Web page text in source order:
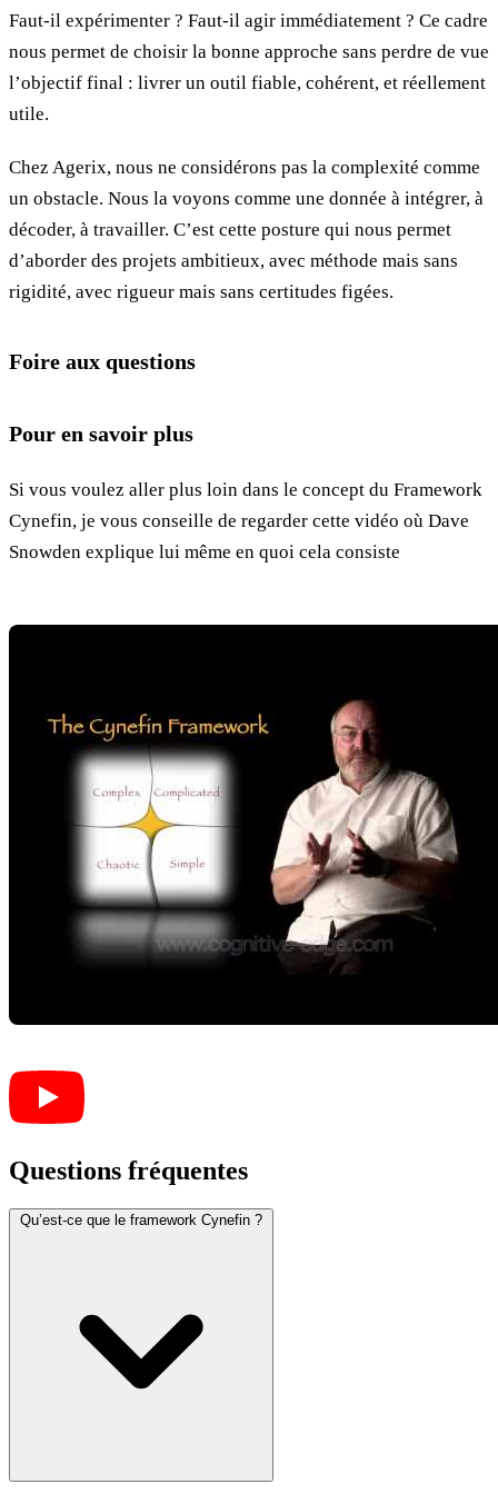
Faut-il expérimenter ? Faut-il agir immédiatement ? Ce cadre
nous permet de choisir la bonne approche sans perdre de vue
l’objectif final : livrer un outil fiable, cohérent, et réellement
utile.
Chez Agerix, nous ne considérons pas la complexité comme
un obstacle. Nous la voyons comme une donnée à intégrer, à
décoder, à travailler. C’est cette posture qui nous permet
d’aborder des projets ambitieux, avec méthode mais sans
rigidité, avec rigueur mais sans certitudes figées.
Foire aux questions
Pour en savoir plus
Si vous voulez aller plus loin dans le concept du Framework
Cynefin, je vous conseille de regarder cette vidéo où Dave
Snowden explique lui même en quoi cela consiste
Questions fréquentes
Qu’est-ce que le framework Cynefin ?